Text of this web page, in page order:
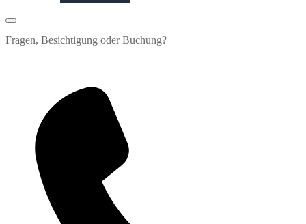
Fragen, Besichtigung oder Buchung?